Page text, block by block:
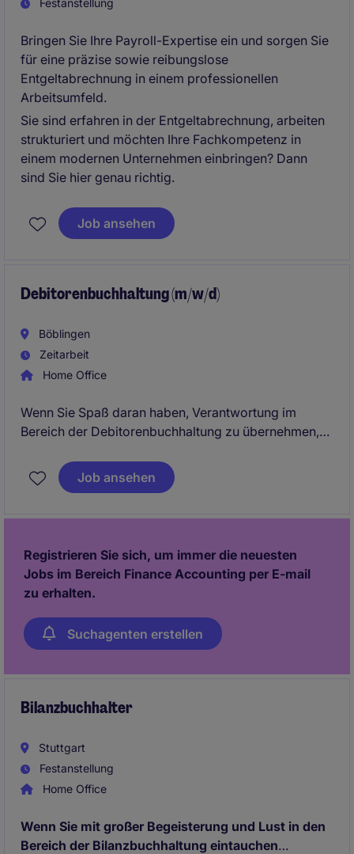
Festanstellung
Bringen Sie Ihre Payroll-Expertise ein und sorgen Sie
für eine präzise sowie reibungslose
Entgeltabrechnung in einem professionellen
Arbeitsumfeld.
Sie sind erfahren in der Entgeltabrechnung, arbeiten
strukturiert und möchten Ihre Fachkompetenz in
einem modernen Unternehmen einbringen? Dann
sind Sie hier genau richtig.
Job ansehen
Debitorenbuchhaltung (m/w/d)
Böblingen
Zeitarbeit
Home Office
Wenn Sie Spaß daran haben, Verantwortung im
Bereich der Debitorenbuchhaltung zu übernehmen,
Herausforderung!Job ansehen
Registrieren Sie sich, um immer die neuesten
Jobs im Bereich Finance Accounting per E-mail
zu erhalten.
Suchagenten erstellen
Bilanzbuchhalter
Stuttgart
Festanstellung
Home Office
Wenn Sie mit großer Begeisterung und Lust in den
Bereich der Bilanzbuchhaltung eintauchen